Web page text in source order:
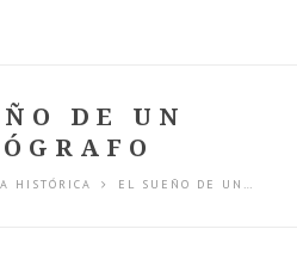
DE UN
HISTÓRICA EL SUEÑO DE UN…